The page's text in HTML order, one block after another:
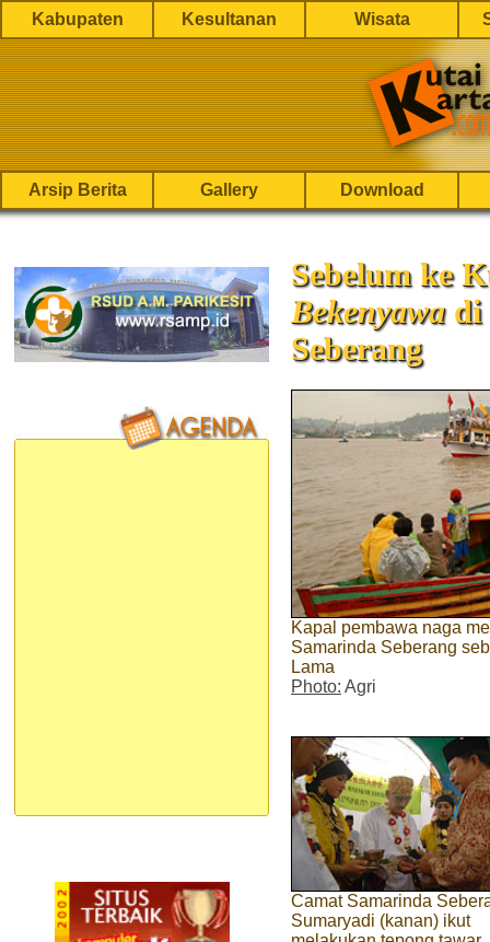
Kabupaten Kesultanan Wisata
Arsip Berita Gallery Download
Sebelum ke
Bekenyawadi
Seberang
Kapal pembawa naga
Samarinda Seberang
Lama
Photo: Agri
Camat Samarinda
Sumaryadi (kanan) ikut